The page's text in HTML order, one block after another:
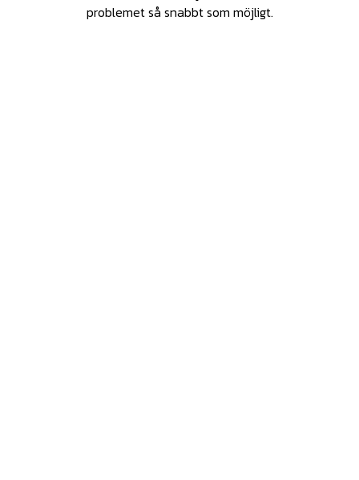
problemet så snabbt som möjligt.